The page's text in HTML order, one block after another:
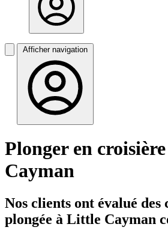
Afficher navigation
Plonger en
Cayman
Nos clients ont évalué des
plongée à Little Cayman